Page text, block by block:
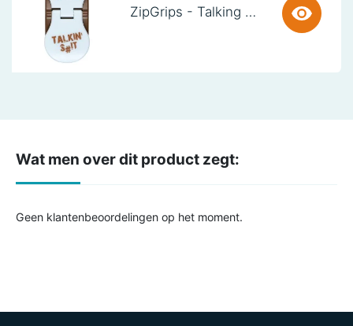
ZipGrips - Talking SH!t
Wat men over dit product zegt:
Geen klantenbeoordelingen op het moment.